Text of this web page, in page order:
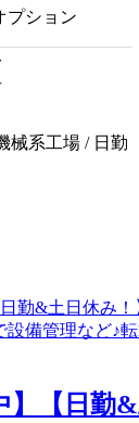
プション
械系工場 / 日勤
】【日勤